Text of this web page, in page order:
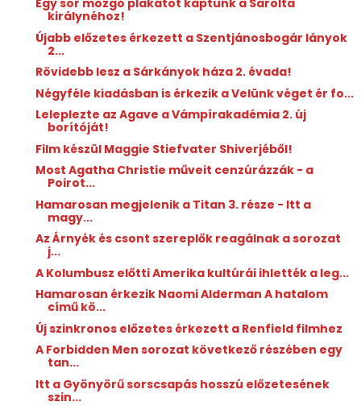
Egy sor mozgó plakátot kaptunk a Sarolta
királynéhoz!
Újabb előzetes érkezett a Szentjánosbogár lányok
2...
Rövidebb lesz a Sárkányok háza 2. évada!
Négyféle kiadásban is érkezik a Velünk véget ér fo...
Leleplezte az Agave a Vámpírakadémia 2. új
borítóját!
Film készül Maggie Stiefvater Shiverjéből!
Most Agatha Christie műveit cenzúrázzák - a
Poirot...
Hamarosan megjelenik a Titan 3. része - Itt a
magy...
Az Árnyék és csont szereplők reagálnak a sorozat
j...
A Kolumbusz előtti Amerika kultúrái ihlették a leg...
Hamarosan érkezik Naomi Alderman A hatalom
című kö...
Új szinkronos előzetes érkezett a Renfield filmhez
A Forbidden Men sorozat következő részében egy
tan...
Itt a Gyönyörű sorscsapás hosszú előzetesének
szin...